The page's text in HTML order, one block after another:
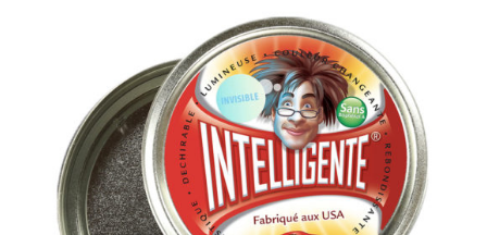
AJOUTER AU PANIER
/
DETAILS